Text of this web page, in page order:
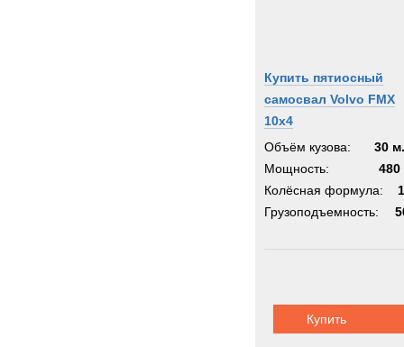
Купить пятиосный
самосвал Volvo FMX
10x4
Объём кузова:
30
Мощность:
480
Колёсная формула:
Грузоподъемность:
Купить